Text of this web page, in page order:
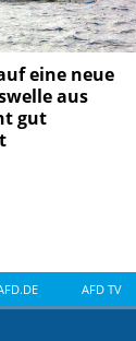
eine neue
aus
gut
AFD TV